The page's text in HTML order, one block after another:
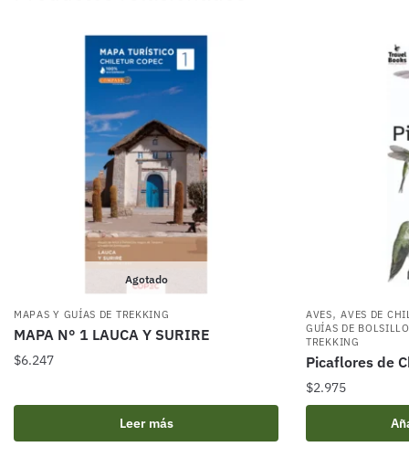
Agotado
MAPAS Y GUÍAS DE TREKKING
MAPA N° 1 LAUCA Y SURIRE
$6.247
Leer más
AVES,AVES DE
GUÍAS DE BOLSILLO
TREKKING
Picaflores de
$2.975